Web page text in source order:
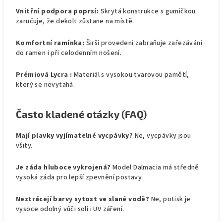
Vnitřní podpora poprsí: Skrytá konstrukce s gumičkou
zaručuje, že dekolt zůstane na místě.
Komfortní ramínka: Širší provedení zabraňuje zařezávání
do ramen i při celodenním nošení.
Prémiová Lycra : Materiál s vysokou tvarovou pamětí,
který se nevytahá.
Často kladené otázky (FAQ)
Mají plavky vyjímatelné vycpávky? Ne, vycpávky jsou
všity.
Je záda hluboce vykrojená? Model Dalmacia má středně
vysoká záda pro lepší zpevnění postavy.
Neztrácejí barvy sytost ve slané vodě? Ne, potisk je
vysoce odolný vůči soli i UV záření.